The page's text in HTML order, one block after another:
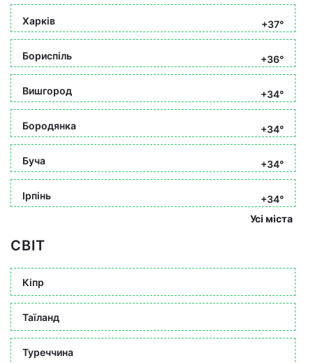
Харків +37°
Бориспіль +36°
Вишгород +34°
Бородянка +34°
Буча +34°
Ірпінь
+34°
Усі міста
СВІТ
Кіпр
Таїланд
Туреччина